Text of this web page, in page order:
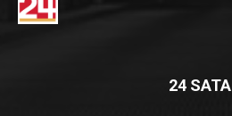
24 SATA